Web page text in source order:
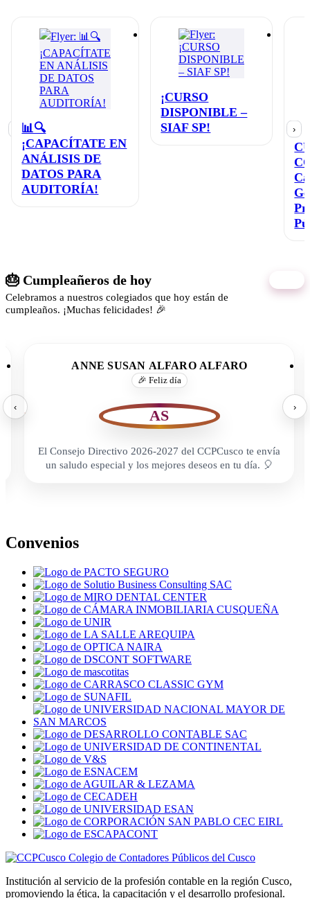
📊🔍
¡CAPACÍTATE EN
ANÁLISIS DE
DATOS PARA
AUDITORÍA!
¡CURSO
DISPONIBLE –
SIAF SP!
›
🎂 Cumpleañeros de hoy
Celebramos a nuestros colegiados que hoy están de
cumpleaños. ¡Muchas felicidades! 🎉
‹
ANNE SUSAN ALFARO ALFARO
🎉 Feliz día
AS
El Consejo Directivo 2026-2027 del CCPCusco te envía
un saludo especial y los mejores deseos en tu día. 🎈
›
Convenios
Colegio de Contadores Públicos del Cusco
Institución al servicio de la profesión contable en la región Cusco,
promoviendo la ética, la capacitación y el desarrollo profesional.